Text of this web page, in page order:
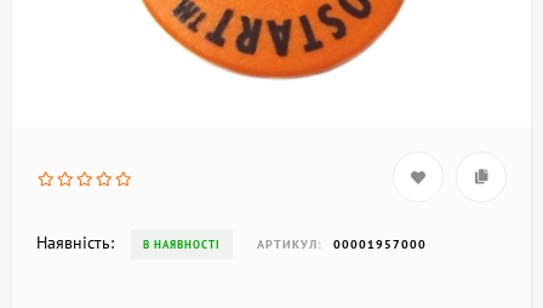
Наявність: В НАЯВНОСТІ АРТИКУЛ: 00001957000